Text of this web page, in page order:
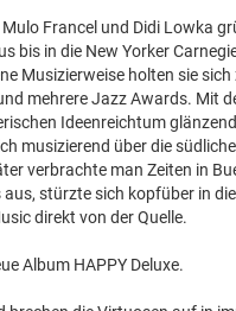
Francel und Didi Lowka
bis in die New Yorker
Musizierweise holten sie
mehrere Jazz Awards. Mit
Ideenreichtum
musizierend über die
verbrachte man Zeiten in
stürzte sich kopfüber in
direkt von der Quelle.
Album HAPPY Deluxe.